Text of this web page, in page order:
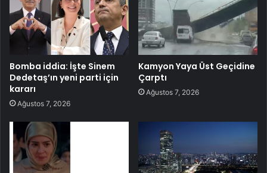
Bomba iddia: İşte Sinem
Dedetaş’ın yeni parti için
kararı
Ağustos 7, 2026
Kamyon Yaya Üst Geçidine
Çarptı
Ağustos 7, 2026